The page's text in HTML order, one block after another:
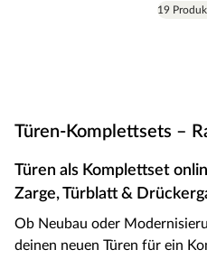
19
Türen-Komplettsets –
Türen als Komplettset
Zarge, Türblatt &
Ob Neubau oder
deinen neuen Türen für ein